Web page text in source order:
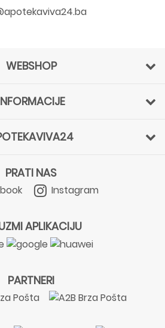
WEBSHOP
PRATI NAS
Instagram
APLIKACIJU
PARTNERI